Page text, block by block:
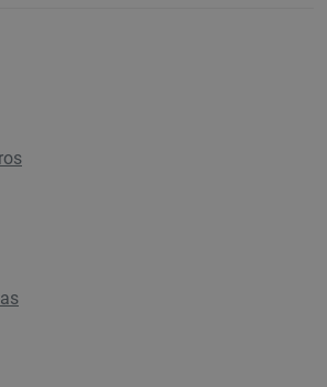
sitioTickiwi